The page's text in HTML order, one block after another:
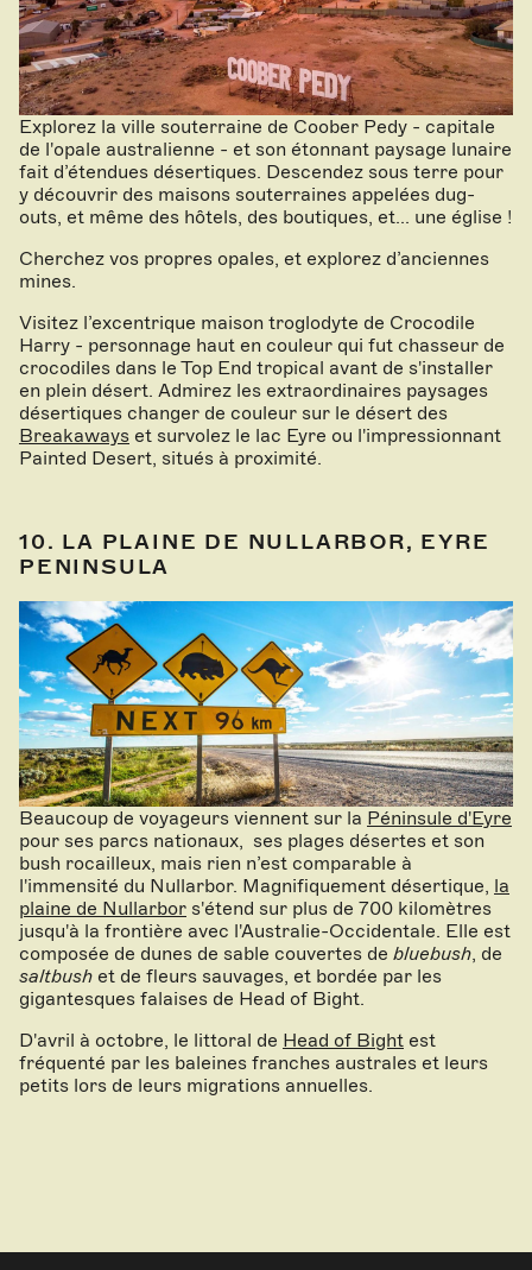
Explorez la ville souterraine de Coober Pedy - capitale
de l'opale australienne - et son étonnant paysage lunaire
fait d’étendues désertiques. Descendez sous terre pour
y découvrir des maisons souterraines appelées dug-
outs, et même des hôtels, des boutiques, et... une église !
Cherchez vos propres opales, et explorez d’anciennes
mines.
Visitez l’excentrique maison troglodyte de Crocodile
Harry - personnage haut en couleur qui fut chasseur de
crocodiles dans le Top End tropical avant de s'installer
en plein désert. Admirez les extraordinaires paysages
désertiques changer de couleur sur le désert des
Breakaways et survolez le lac Eyre ou l'impressionnant
Painted Desert, situés à proximité.
10. LA PLAINE DE NULLARBOR, EYRE
PENINSULA
Beaucoup de voyageurs viennent sur la Péninsule d'Eyre
pour ses parcs nationaux, ses plages désertes et son
bush rocailleux, mais rien n’est comparable à
l'immensité du Nullarbor. Magnifiquement désertique, la
plaine de Nullarbor s'étend sur plus de 700 kilomètres
jusqu'à la frontière avec l'Australie-Occidentale. Elle est
composée de dunes de sable couvertes de bluebush, de
saltbush et de fleurs sauvages, et bordée par les
gigantesques falaises de Head of Bight.
D'avril à octobre, le littoral de Head of Bight est
fréquenté par les baleines franches australes et leurs
petits lors de leurs migrations annuelles.